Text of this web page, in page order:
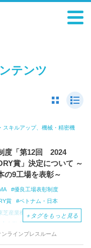
テンツ
スキルアップ、機械・精密機
度「第12回 2024
賞」決定について ～
の9工場を表彰～
優良工場表彰制度
賞
ベトナム・日本
芝産業機器システム
産自動車
ファクチャリング
＋ タグをもっと見る
ンラインプレスルーム